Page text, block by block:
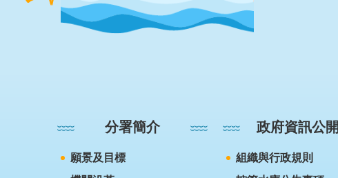
分署簡介
願景及目標
政府資訊公開
組織與行政規則